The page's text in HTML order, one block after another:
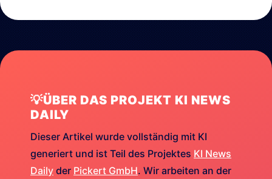
💡ÜBER DAS PROJEKT KI NEWS
DAILY
Dieser Artikel wurde vollständig mit KI
generiert und ist Teil des Projektes KI News
Daily der Pickert GmbH. Wir arbeiten an der